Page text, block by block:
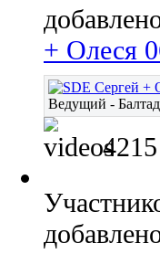
+ Олеся
Ведущий -
4215